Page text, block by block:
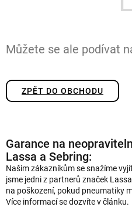
Můžete se ale podívat
ZPĚT DO OBCHODU
Garance na
Lassa a Sebring:
Našim zákazníkům se snažíme
jsme jedni z partnerů značek
na poškození, pokud pneumatiky
Více informací se dozvíte v článku.